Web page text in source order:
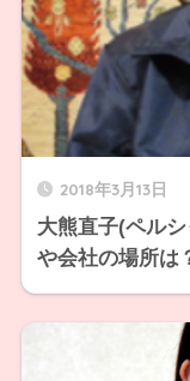
2018年3月13日
大熊直子(ペル
や会社の場所は